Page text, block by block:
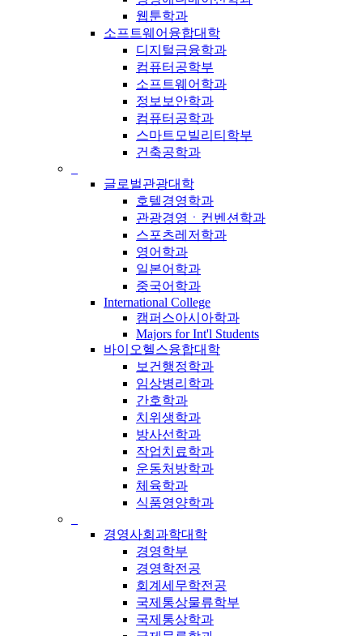
웹툰학과
소프트웨어융합대학
디지털금융학과
컴퓨터공학부
소프트웨어학과
정보보안학과
컴퓨터공학과
스마트모빌리티학부
건축공학과
글로벌관광대학
호텔경영학과
관광경영ㆍ컨벤션학과
스포츠레저학과
영어학과
일본어학과
중국어학과
International College
캠퍼스아시아학과
Majors for Int'l Students
바이오헬스융합대학
보건행정학과
임상병리학과
간호학과
치위생학과
방사선학과
작업치료학과
운동처방학과
체육학과
식품영양학과
경영사회과학대학
경영학부
경영학전공
회계세무학전공
국제통상물류학부
국제통상학과